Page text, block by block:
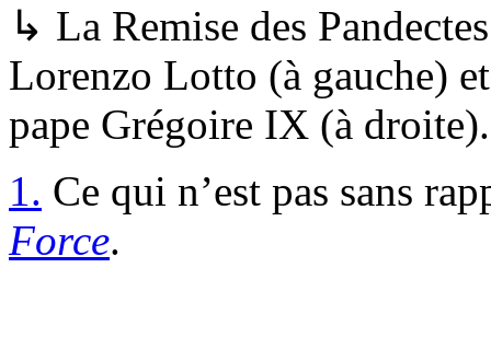
↳ La Remise des
Lorenzo Lotto (à gauche)
pape Grégoire IX (à droite).
1. Ce qui n’est pas sans
Force.